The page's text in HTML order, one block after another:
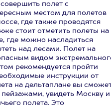
полет с
местом для полетов
где также проводятся
стоит отметить полеты на
где можно насладиться
над лесами. Полет на
видом
рекомендуется пройти
инструкции от
на дельтаплане вы
увидеть Москву и
полета. Это